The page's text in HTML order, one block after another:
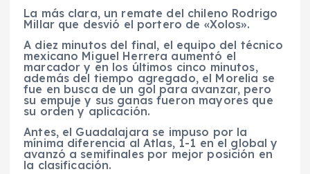
La más clara, un remate del chileno Rodrigo
Millar que desvió el portero de «Xolos».
A diez minutos del final, el equipo del técnico
mexicano Miguel Herrera aumentó el
marcador y en los últimos cinco minutos,
además del tiempo agregado, el Morelia se
fue en busca de un gol para avanzar, pero
su empuje y sus ganas fueron mayores que
su orden y aplicación.
Antes, el Guadalajara se impuso por la
mínima diferencia al Atlas, 1-1 en el global y
avanzó a semifinales por mejor posición en
la clasificación.